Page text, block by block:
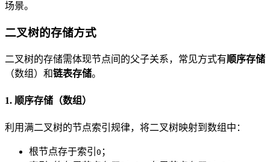
场景。
二叉树的存储方式
二叉树的存储需体现节点间的父子关系，常见方式有顺序存储
（数组）和链表存储。
1. 顺序存储（数组）
利用满二叉树的节点索引规律，将二叉树映射到数组中：
根节点存于索引 0 ；